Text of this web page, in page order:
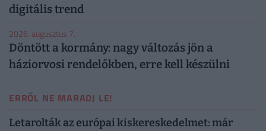
digitális trend
2026. augusztus 7.
Döntött a kormány: nagy változás jön a
háziorvosi rendelőkben, erre kell készülni
ERRŐL NE MARADJ LE!
Letarolták az európai kiskereskedelmet: már